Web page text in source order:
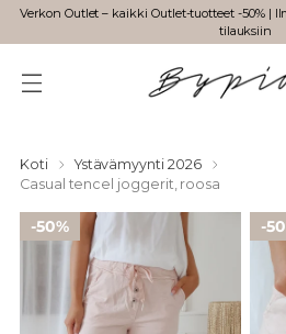
Verkon Outlet – kaikki Outlet-tuotteet -50% |
tilauksiin
Koti
Ystävämyynti 2026
Casual tencel joggerit, roosa
50%